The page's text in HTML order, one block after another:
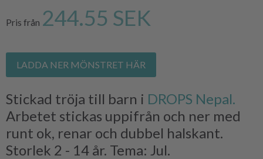
Pris från 244.55 SEK
LADDA NER MÖNSTRET HÄR
Stickad tröja till barn i DROPS Nepal.
Arbetet stickas uppifrån och ner med
runt ok, renar och dubbel halskant.
Storlek 2 - 14 år. Tema: Jul.